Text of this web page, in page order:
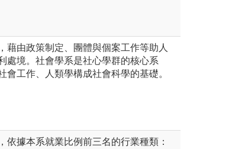
藉由政策制定、團體與個案工作等助人
處境。社會學系是社心學群的核心系
會工作、人類學構成社會科學的基礎。
依據本系就業比例前三名的行業種類：